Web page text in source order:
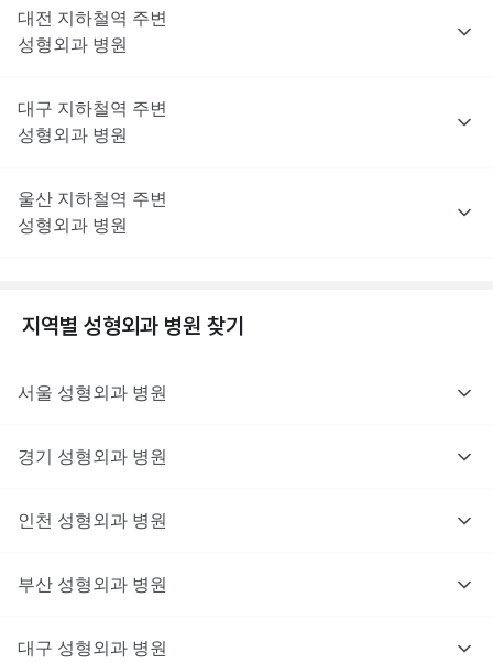
대전 지하철역 주변
성형외과 병원
대구 지하철역 주변
성형외과 병원
울산 지하철역 주변
성형외과 병원
지역별 성형외과 병원 찾기
서울 성형외과 병원
경기 성형외과 병원
인천 성형외과 병원
부산 성형외과 병원
대구 성형외과 병원